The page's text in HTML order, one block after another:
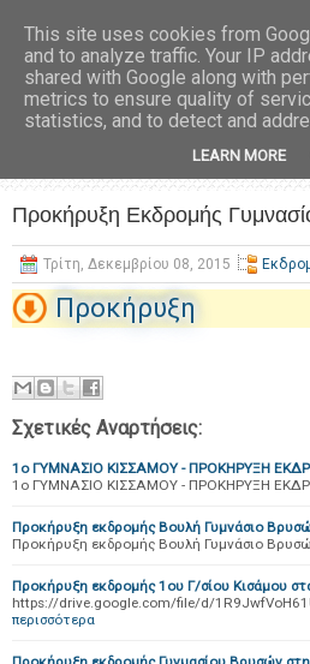
Προκήρυξη Εκδρομής
Τρίτη, Δεκεμβρίου 08, 2015
Προκήρυξη
Σχετικές Αναρτήσεις:
1ο ΓΥΜΝΑΣΙΟ ΚΙΣΣΑΜΟΥ - ΠΡΟΚΗΡΥΞΗ
1ο ΓΥΜΝΑΣΙΟ ΚΙΣΣΑΜΟΥ - ΠΡΟΚΗΡΥΞΗ
Προκήρυξη εκδρομής Βουλή Γυμνάσιο
Προκήρυξη εκδρομής Βουλή Γυμνάσιο
Προκήρυξη εκδρομής 1ου Γ/σίου Κισάμου
https://drive.google.com/file/d/
περισσότερα
This site uses cookies from
and to analyze traffic. Your IP
shared with Google along with
metrics to ensure quality of
statistics, and to detect and
LEARN MORE